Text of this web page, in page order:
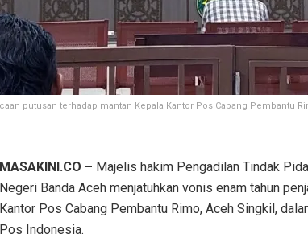
putusan terhadap mantan Kepala Kantor Pos Cabang Pembantu
MASAKINI.CO – Majelis hakim Pengadilan Tindak
Negeri Banda Aceh menjatuhkan vonis enam tahun
Kantor Pos Cabang Pembantu Rimo, Aceh Singkil,
Pos Indonesia.